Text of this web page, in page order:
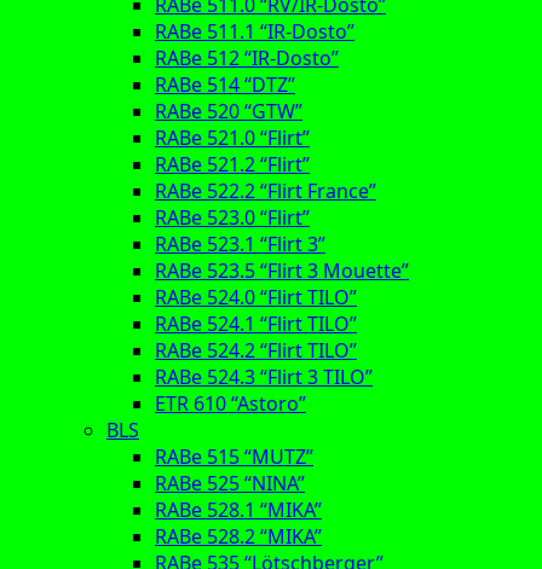
RABe 511.1 “IR-Dosto”
RABe 512 “IR-Dosto”
RABe 514 “DTZ”
RABe 520 “GTW”
RABe 521.0 “Flirt”
RABe 521.2 “Flirt”
RABe 522.2 “Flirt France”
RABe 523.0 “Flirt”
RABe 523.1 “Flirt 3”
RABe 523.5 “Flirt 3 Mouette”
RABe 524.0 “Flirt TILO”
RABe 524.1 “Flirt TILO”
RABe 524.2 “Flirt TILO”
RABe 524.3 “Flirt 3 TILO”
ETR 610 “Astoro”
BLS
RABe 515 “MUTZ”
RABe 525 “NINA”
RABe 528.1 “MIKA”
RABe 528.2 “MIKA”
RABe 535 “Lötschberger”